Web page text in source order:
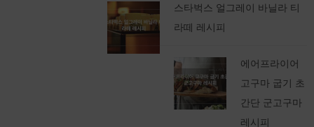
스타벅스 얼그레이 바닐라 티
라떼 레시피
에어프라이어
고구마 굽기 초
간단 군고구마
레시피